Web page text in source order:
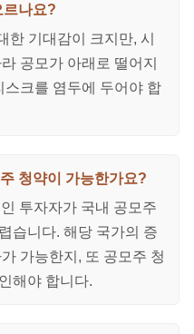
르나요?
한 기대감이 크지만, 시
공모가 아래로 떨어지
스크를 염두에 두어야 합
청약이 가능한가요?
투자자가 국내 공모주
습니다. 해당 국가의 증
가능한지, 또 공모주 청
해야 합니다.